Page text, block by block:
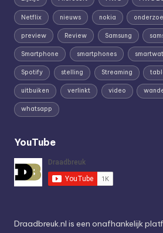
Netflix nieuws nokia
preview Review Samsung
Smartphone smartphones
Spotify stelling Streaming
uitbuiken verlinkt video
whatsapp
YouTube
Draadbreuk.nl is een onafhankelijk